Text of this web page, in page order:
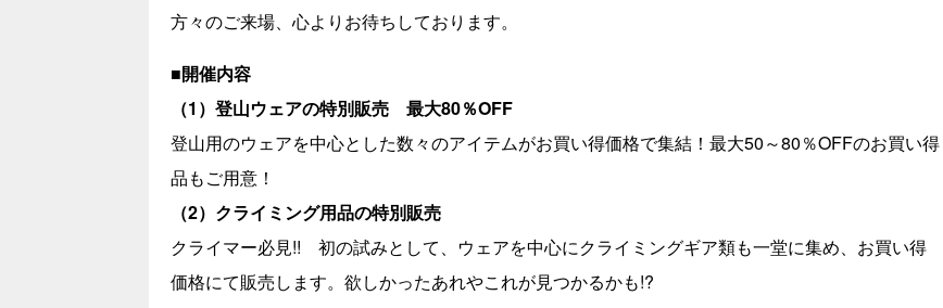
方々のご来場、心よりお待ちしております。
■開催内容
（1）登山ウェアの特別販売 最大80％OFF
登山用のウェアを中心とした数々のアイテムがお買い得価格で集結！最大50～80％OFFのお買い得
品もご用意！
（2）クライミング用品の特別販売
クライマー必見!! 初の試みとして、ウェアを中心にクライミングギア類も一堂に集め、お買い得
価格にて販売します。欲しかったあれやこれが見つかるかも!?